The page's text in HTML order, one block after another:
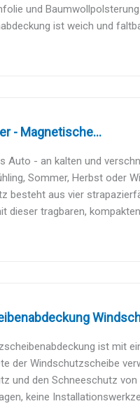
und
ist weich und
- Magnetische...
- an kalten und
Sommer, Herbst oder
besteht aus vier
dieser tragbaren,
ist mit
der Windschutzscheibe
und den Schneeschutz von
keine